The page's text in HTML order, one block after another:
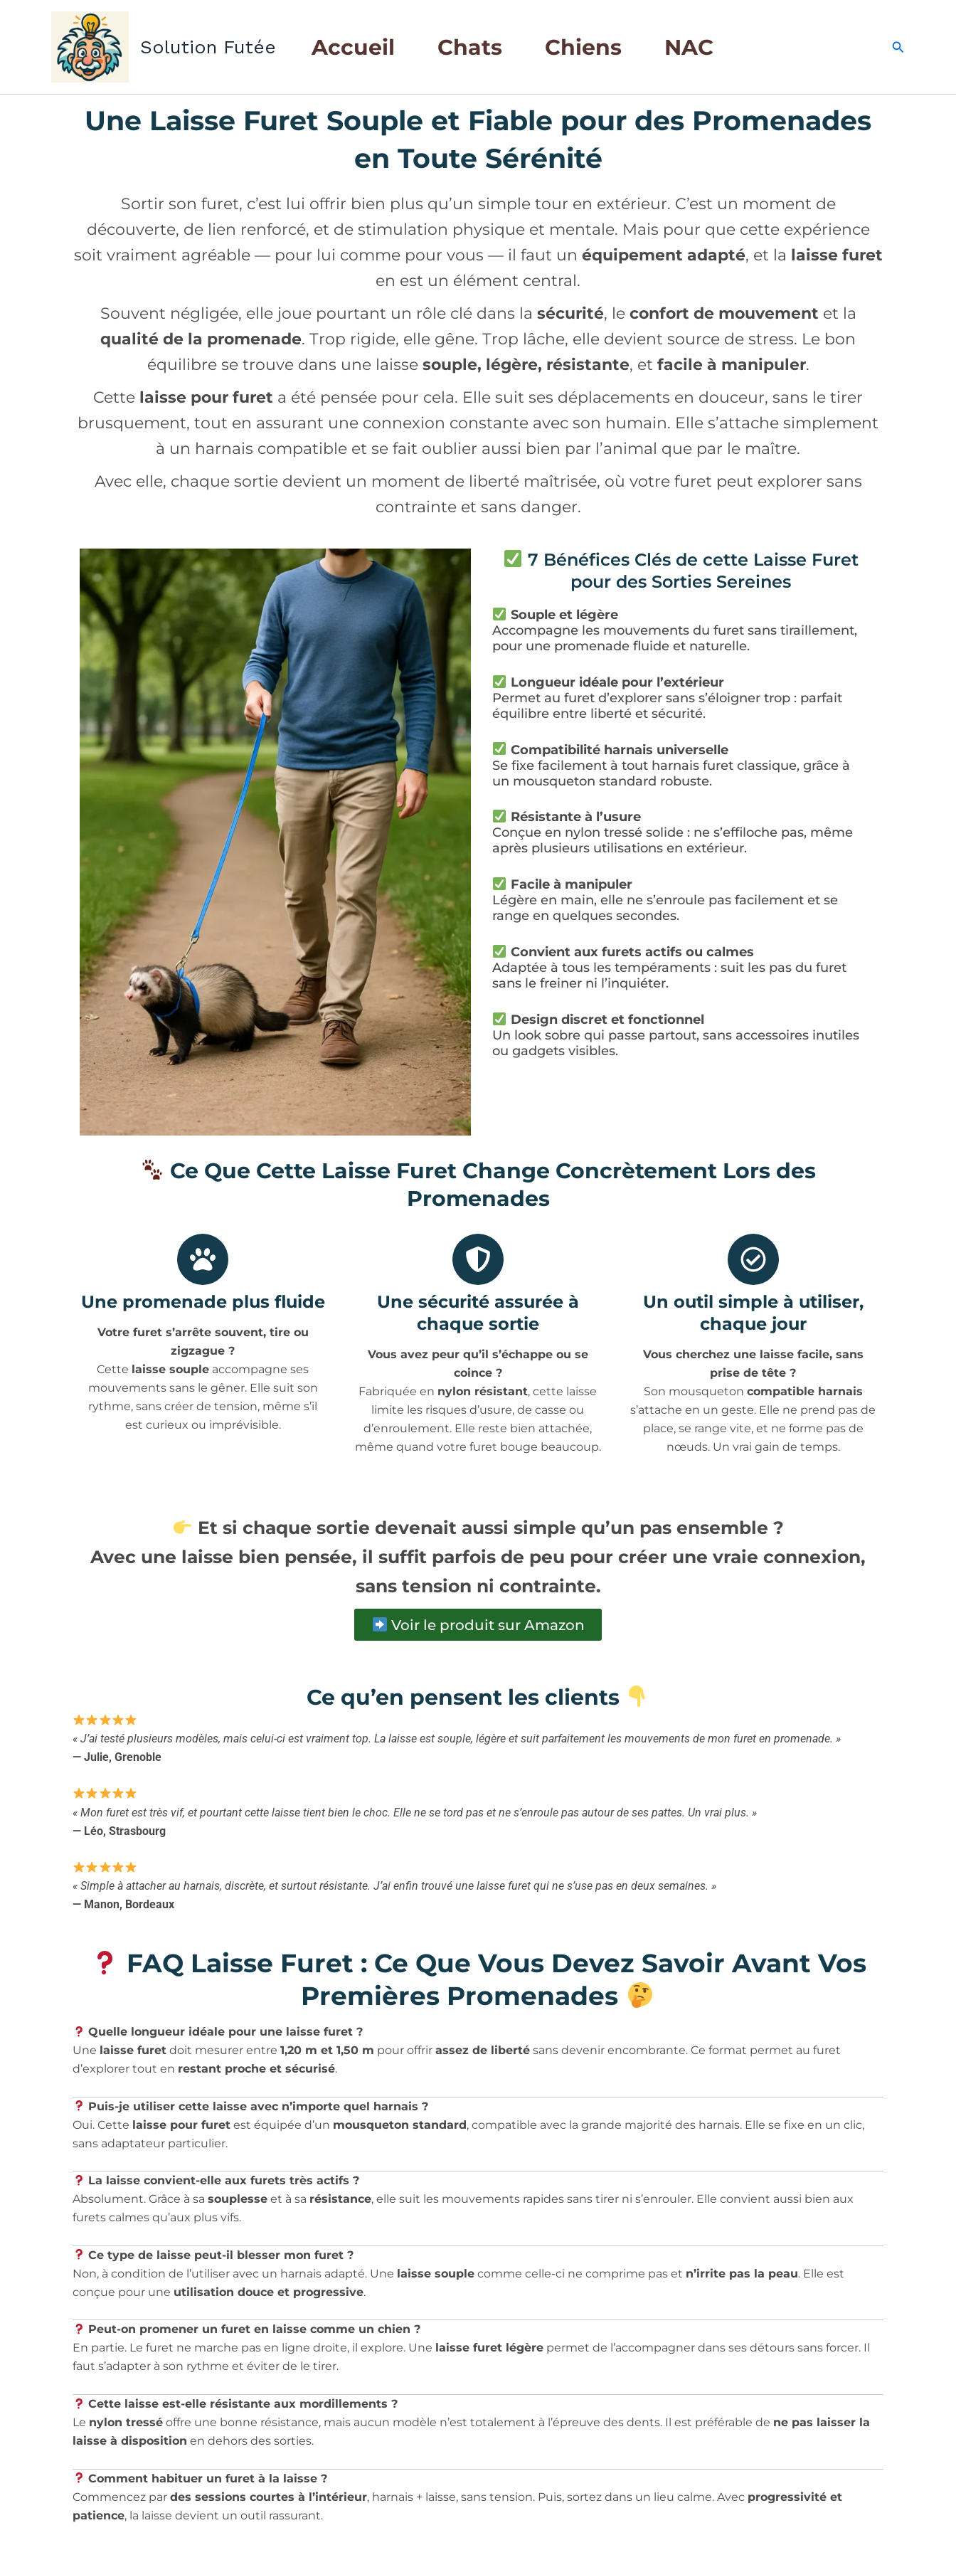
Solution Futée Accueil Chats Chiens NAC
Une Laisse Furet Souple et Fiable pour des Promenades
en Toute Sérénité
Sortir son furet, c’est lui offrir bien plus qu’un simple tour en extérieur. C’est un moment de
découverte, de lien renforcé, et de stimulation physique et mentale. Mais pour que cette expérience
soit vraiment agréable — pour lui comme pour vous — il faut un équipement adapté, et la laisse furet
en est un élément central.
Souvent négligée, elle joue pourtant un rôle clé dans la sécurité, le confort de mouvement et la
qualité de la promenade. Trop rigide, elle gêne. Trop lâche, elle devient source de stress. Le bon
équilibre se trouve dans une laisse souple, légère, résistante, et facile à manipuler.
Cette laisse pour furet a été pensée pour cela. Elle suit ses déplacements en douceur, sans le tirer
brusquement, tout en assurant une connexion constante avec son humain. Elle s’attache simplement
à un harnais compatible et se fait oublier aussi bien par l’animal que par le maître.
Avec elle, chaque sortie devient un moment de liberté maîtrisée, où votre furet peut explorer sans
contrainte et sans danger.
7 Bénéfices Clés de cette Laisse Furet
pour des Sorties Sereines
Souple et légère
Accompagne les mouvements du furet sans tiraillement,
pour une promenade fluide et naturelle.
Longueur idéale pour l’extérieur
Permet au furet d’explorer sans s’éloigner trop : parfait
équilibre entre liberté et sécurité.
Compatibilité harnais universelle
Se fixe facilement à tout harnais furet classique, grâce à
un mousqueton standard robuste.
Résistante à l’usure
Conçue en nylon tressé solide : ne s’effiloche pas, même
après plusieurs utilisations en extérieur.
Facile à manipuler
Légère en main, elle ne s’enroule pas facilement et se
range en quelques secondes.
Convient aux furets actifs ou calmes
Adaptée à tous les tempéraments : suit les pas du furet
sans le freiner ni l’inquiéter.
Design discret et fonctionnel
Un look sobre qui passe partout, sans accessoires inutiles
ou gadgets visibles.
Ce Que Cette Laisse Furet Change Concrètement Lors des
Promenades
Une promenade plus fluide
Votre furet s’arrête souvent, tire ou
zigzague ?
Cette laisse souple accompagne ses
mouvements sans le gêner. Elle suit son
rythme, sans créer de tension, même s’il
est curieux ou imprévisible.
Une sécurité assurée à
chaque sortie
Vous avez peur qu’il s’échappe ou se
coince ?
Fabriquée en nylon résistant, cette laisse
limite les risques d’usure, de casse ou
d’enroulement. Elle reste bien attachée,
même quand votre furet bouge beaucoup.
Un outil simple à utiliser,
chaque jour
Vous cherchez une laisse facile, sans
prise de tête ?
Son mousqueton compatible harnais
s’attache en un geste. Elle ne prend pas de
place, se range vite, et ne forme pas de
nœuds. Un vrai gain de temps.
Et si chaque sortie devenait aussi simple qu’un pas ensemble ?
Avec une laisse bien pensée, il suffit parfois de peu pour créer une vraie connexion,
sans tension ni contrainte.
Voir le produit sur Amazon
Ce qu’en pensent les clients
« J’ai testé plusieurs modèles, mais celui-ci est vraiment top. La laisse est souple, légère et suit parfaitement les mouvements de mon furet en promenade. »
— Julie, Grenoble
« Mon furet est très vif, et pourtant cette laisse tient bien le choc. Elle ne se tord pas et ne s’enroule pas autour de ses pattes. Un vrai plus. »
— Léo, Strasbourg
« Simple à attacher au harnais, discrète, et surtout résistante. J’ai enfin trouvé une laisse furet qui ne s’use pas en deux semaines. »
— Manon, Bordeaux
FAQ Laisse Furet : Ce Que Vous Devez Savoir Avant Vos
Premières Promenades
Quelle longueur idéale pour une laisse furet ?
Une laisse furet doit mesurer entre 1,20 m et 1,50 m pour offrir assez de liberté sans devenir encombrante. Ce format permet au furet
d’explorer tout en restant proche et sécurisé.
Puis-je utiliser cette laisse avec n’importe quel harnais ?
Oui. Cette laisse pour furet est équipée d’un mousqueton standard, compatible avec la grande majorité des harnais. Elle se fixe en un clic,
sans adaptateur particulier.
La laisse convient-elle aux furets très actifs ?
Absolument. Grâce à sa souplesse et à sa résistance, elle suit les mouvements rapides sans tirer ni s’enrouler. Elle convient aussi bien aux
furets calmes qu’aux plus vifs.
Ce type de laisse peut-il blesser mon furet ?
Non, à condition de l’utiliser avec un harnais adapté. Une laisse souple comme celle-ci ne comprime pas et n’irrite pas la peau. Elle est
conçue pour une utilisation douce et progressive.
Peut-on promener un furet en laisse comme un chien ?
En partie. Le furet ne marche pas en ligne droite, il explore. Une laisse furet légère permet de l’accompagner dans ses détours sans forcer. Il
faut s’adapter à son rythme et éviter de le tirer.
Cette laisse est-elle résistante aux mordillements ?
Le nylon tressé offre une bonne résistance, mais aucun modèle n’est totalement à l’épreuve des dents. Il est préférable de ne pas laisser la
laisse à disposition en dehors des sorties.
Comment habituer un furet à la laisse ?
Commencez par des sessions courtes à l’intérieur, harnais + laisse, sans tension. Puis, sortez dans un lieu calme. Avec progressivité et
patience, la laisse devient un outil rassurant.